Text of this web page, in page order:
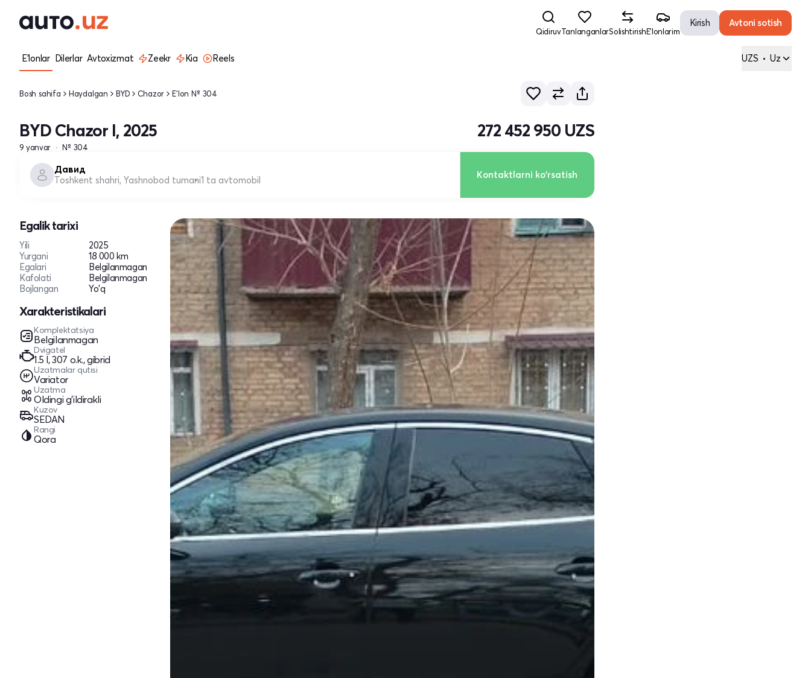
QidiruvTanlanganlarSolishtirishE'lonlarim
Kirish Avtoni sotish
E'lonlar Dilerlar Avtoxizmat Zeekr Kia Reels UZS • Uz
Bosh sahifa Haydalgan BYD Chazor E'lon № 304
BYD Chazor I, 2025
9 yanvar № 304
272 452 950 UZS
Давид
Toshkent shahri, Yashnobod tumani1 ta avtomobil Kontaktlarni ko'rsatish
Egalik tarixi
Yili
2025
Yurgani
18 000 km
Egalari
Belgilanmagan
Kafolati
Belgilanmagan
Bojlangan
Yo'q
Xarakteristikalari
Komplektatsiya
Belgilanmagan
Dvigatel
1.5 l, 307 o.k., gibrid
Uzatmalar qutisi
Variator
Uzatma
Oldingi g'ildirakli
Kuzov
SEDAN
Rangi
Qora